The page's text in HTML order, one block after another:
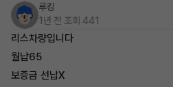
루킹
1년 전 조회 441
리스차량입니다
월납65
보증금 선납X